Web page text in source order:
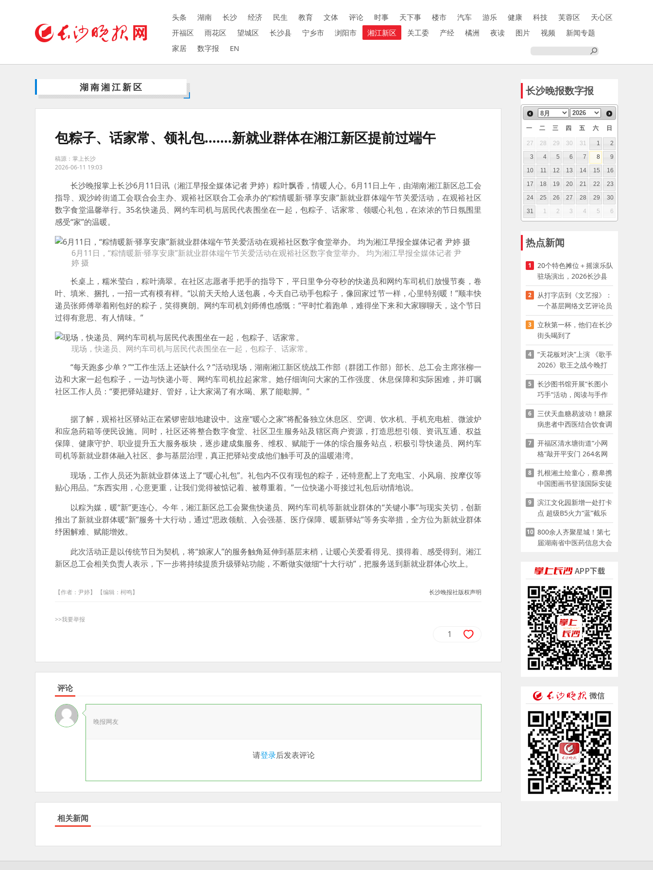
头条 湖南 长沙 经济 民生 教育 文体 评论 时事 天下事 楼市 汽车 游乐 健康 科技 芙蓉区
天心区
开福区
雨花区 望城区 长沙县 宁乡市 浏阳市 湘江新区 关工委 产经 橘洲 夜读 图片 视频
新闻专题
家居
数字报 EN
湖南湘江新区
包粽子、话家常、领礼包…….新就业群体在湘江新区提前过端午
稿源：掌上长沙
2026-06-11 19:03
长沙晚报掌上长沙6月11日讯（湘江早报全媒体记者 尹婷）粽叶飘香，情暖人心。6月11日上午，由湖南湘江新区总工会
指导、观沙岭街道工会联合会主办、观裕社区联合工会承办的“粽情暖新·驿享安康”新就业群体端午节关爱活动，在观裕社区
数字食堂温馨举行。35名快递员、网约车司机与居民代表围坐在一起，包粽子、话家常、领暖心礼包，在浓浓的节日氛围里
感受“家”的温暖。
6月11日，“粽情暖新·驿享安康”新就业群体端午节关爱活动在观裕社区数字食堂举办。 均为湘江早报全媒体记者 尹
婷 摄
长桌上，糯米莹白，粽叶滴翠。在社区志愿者手把手的指导下，平日里争分夺秒的快递员和网约车司机们放慢节奏，卷
叶、填米、捆扎，一招一式有模有样。“以前天天给人送包裹，今天自己动手包粽子，像回家过节一样，心里特别暖！”顺丰快
递员张师傅举着刚包好的粽子，笑得爽朗。网约车司机刘师傅也感慨：“平时忙着跑单，难得坐下来和大家聊聊天，这个节日
过得有意思、有人情味。”
现场，快递员、网约车司机与居民代表围坐在一起，包粽子、话家常。
“每天跑多少单？”“工作生活上还缺什么？”活动现场，湖南湘江新区统战工作部（群团工作部）部长、总工会主席张柳一
边和大家一起包粽子，一边与快递小哥、网约车司机拉起家常。她仔细询问大家的工作强度、休息保障和实际困难，并叮嘱
社区工作人员：“要把驿站建好、管好，让大家渴了有水喝、累了能歇脚。”
据了解，观裕社区驿站正在紧锣密鼓地建设中。这座“暖心之家”将配备独立休息区、空调、饮水机、手机充电桩、微波炉
和应急药箱等便民设施。同时，社区还将整合数字食堂、社区卫生服务站及辖区商户资源，打造思想引领、资讯互通、权益
保障、健康守护、职业提升五大服务板块，逐步建成集服务、维权、赋能于一体的综合服务站点，积极引导快递员、网约车
司机等新就业群体融入社区、参与基层治理，真正把驿站变成他们触手可及的温暖港湾。
现场，工作人员还为新就业群体送上了“暖心礼包”。礼包内不仅有现包的粽子，还特意配上了充电宝、小风扇、按摩仪等
贴心用品。“东西实用，心意更重，让我们觉得被惦记着、被尊重着。”一位快递小哥接过礼包后动情地说。
以粽为媒，暖“新”更连心。今年，湘江新区总工会聚焦快递员、网约车司机等新就业群体的“关键小事”与现实关切，创新
推出了新就业群体暖“新”服务十大行动，通过“思政领航、入会强基、医疗保障、暖新驿站”等务实举措，全方位为新就业群体
纾困解难、赋能增效。
此次活动正是以传统节日为契机，将“娘家人”的服务触角延伸到基层末梢，让暖心关爱看得见、摸得着、感受得到。湘江
新区总工会相关负责人表示，下一步将持续提质升级驿站功能，不断做实做细“十大行动”，把服务送到新就业群体心坎上。
【作者：尹婷】 【编辑：柯鸣】 长沙晚报社版权声明
>>我要举报
1
评论
晚报网友
请登录后发表评论
相关新闻
长沙晚报数字报
一 二 三 四 五 六 日
27 28 29 30 31 1
2
3
4 5 6 7 8
9
10
11 12 13 14 15
16
17
18 19 20 21 22
23
24
25 26 27 28 29
30
31
1 2 3 4 5 6
热点新闻
1
20个特色摊位＋摇滚乐队
驻场演出，2026长沙县
夜市嘉年华启幕
2
从打字店到《文艺报》：
一个基层网络文艺评论员
的突围
3
立秋第一杯，他们在长沙
街头喝到了
4
“天花板对决”上演 《歌手
2026》歌王之战今晚打
响
5
长沙图书馆开展“长图小
巧手”活动，阅读与手作
赋能少儿暑期成长
6
三伏天血糖易波动！糖尿
病患者中西医结合饮食调
养指南
7
开福区清水塘街道“小网
格”敲开平安门 264名网
格员扫楼“错峰问安”
8
扎根湘土绘童心，蔡皋携
中国图画书登顶国际安徒
生奖
9
滨江文化园新增一处打卡
点 超级B5火力“蓝”截乐
园登陆长沙
10 800余人齐聚星城！第七
届湖南省中医药信息大会